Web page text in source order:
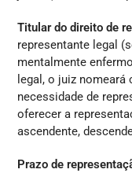
Titular do direito de
representante legal
mentalmente
legal, o juiz
necessidade de
oferecer a
ascendente,
Prazo de